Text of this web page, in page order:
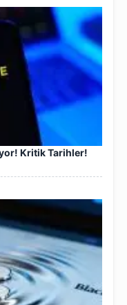
Kritik Tarihler!